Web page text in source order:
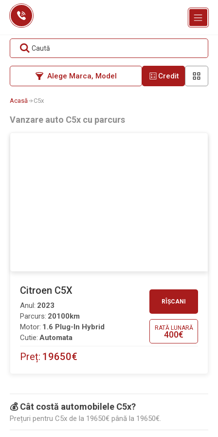
Skip
content
Caută
Alege Marca, Model Credit
Acasă C5x
Vanzare auto C5x cu parcurs
RÎȘCANI
RATĂ LUNARĂ
400€
Citroen C5X
Parcurs: 20100km
Anul: 2023
Motor: 1.6 Plug-In Hybrid
Cutie: Automata
Preț: 19650€
💰 Cât costă automobilele C5x?
Prețuri pentru C5x de la 19650€ până la 19650€.